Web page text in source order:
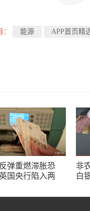
能源 APP首页精
弹重燃滞胀恐
国央行陷入两
非
白